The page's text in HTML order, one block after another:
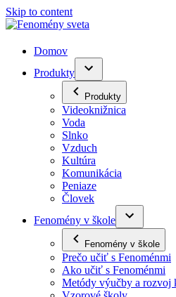
Skip to content
Domov
Produkty
Produkty
Videoknižnica
Voda
Slnko
Vzduch
Kultúra
Komunikácia
Peniaze
Človek
Fenomény v škole
Fenomény v škole
Prečo učiť s Fenoménmi
Ako učiť s Fenoménmi
Metódy výučby a rozvoj